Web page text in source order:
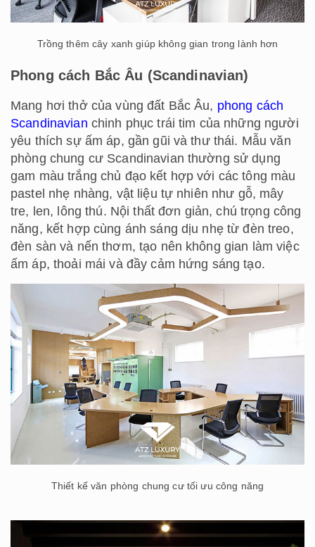
Trồng thêm cây xanh giúp không gian trong lành hơn
Phong cách Bắc Âu (Scandinavian)
Mang hơi thở của vùng đất Bắc Âu, phong cách
Scandinavian chinh phục trái tim của những người
yêu thích sự ấm áp, gần gũi và thư thái. Mẫu văn
phòng chung cư Scandinavian thường sử dụng
gam màu trắng chủ đạo kết hợp với các tông màu
pastel nhẹ nhàng, vật liệu tự nhiên như gỗ, mây
tre, len, lông thú. Nội thất đơn giản, chú trọng công
năng, kết hợp cùng ánh sáng dịu nhẹ từ đèn treo,
đèn sàn và nến thơm, tạo nên không gian làm việc
ấm áp, thoải mái và đầy cảm hứng sáng tạo.
Thiết kế văn phòng chung cư tối ưu công năng